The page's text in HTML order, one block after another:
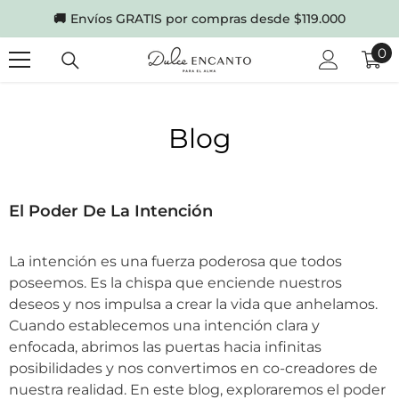
SKIP TO CONTENT
🚚 Envíos GRATIS por compras desde $119.000
00
Blog
El Poder De La Intención
La intención es una fuerza poderosa que todos
poseemos. Es la chispa que enciende nuestros
deseos y nos impulsa a crear la vida que anhelamos.
Cuando establecemos una intención clara y
enfocada, abrimos las puertas hacia infinitas
posibilidades y nos convertimos en co-creadores de
nuestra realidad. En este blog, exploraremos el poder